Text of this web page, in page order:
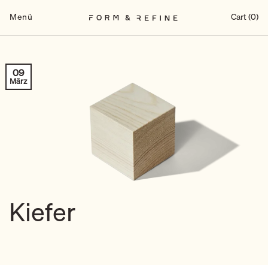
InhaltMenü Cart (0)
09
März
Kiefer